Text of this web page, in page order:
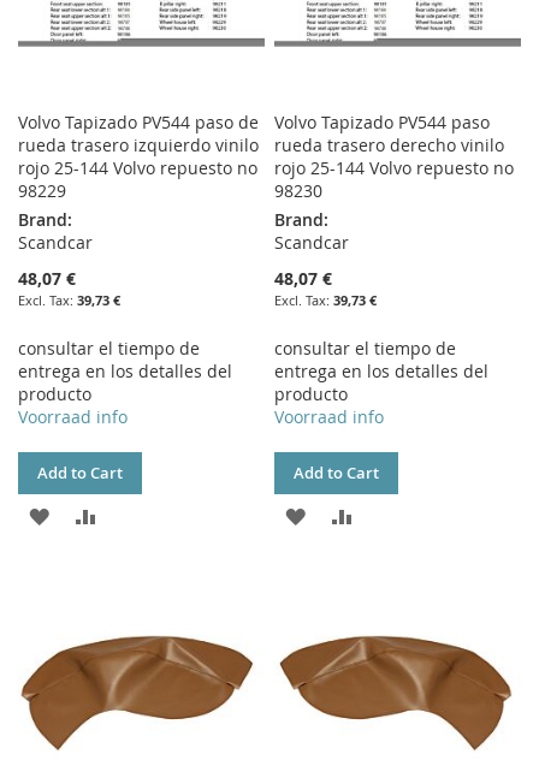
Volvo Tapizado PV544 paso de
rueda trasero izquierdo vinilo
rojo 25-144 Volvo repuesto no
98229
Brand:
Scandcar
48,07 €
39,73 €
consultar el tiempo de
entrega en los detalles del
producto
Voorraad info
Add to Cart
ADD
LIST
Volvo Tapizado PV544 paso
rueda trasero derecho vinilo
rojo 25-144 Volvo repuesto no
98230
Brand:
Scandcar
48,07 €
39,73 €
consultar el tiempo de
entrega en los detalles del
producto
Voorraad info
Add to Cart
ADD
LIST